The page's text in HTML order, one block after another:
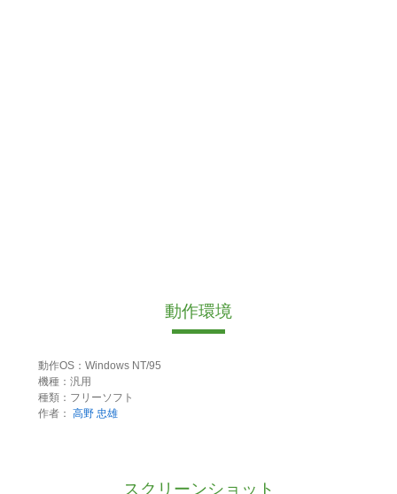
動作環境
動作OS：Windows NT/95
機種：汎用
種類：フリーソフト
作者： 高野 忠雄
スクリーンショット